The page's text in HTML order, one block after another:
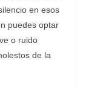
en esos
puedes optar
o ruido
de la